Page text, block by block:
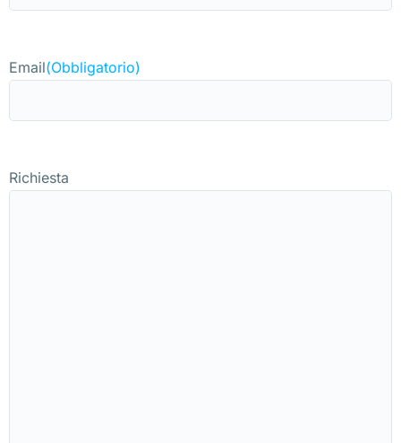
Email(Obbligatorio)
Richiesta